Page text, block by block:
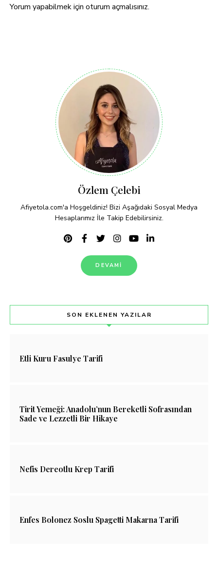
Yorum yapabilmek için oturum açmalısınız.
Özlem Çelebi
Afiyetola.com'a Hoşgeldiniz! Bizi Aşağıdaki Sosyal Medya
Hesaplarımız İle Takip Edebilirsiniz.
DEVAMI
SON EKLENEN YAZILAR
Etli Kuru Fasulye Tarifi
Tirit Yemeği: Anadolu’nun Bereketli Sofrasından
Sade ve Lezzetli Bir Hikaye
Nefis Dereotlu Krep Tarifi
Enfes Bolonez Soslu Spagetti Makarna Tarifi